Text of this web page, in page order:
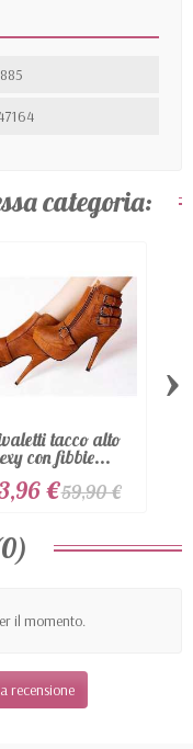
categoria:
tacco alto
con fibbie...
€59,90 €
›
il momento.
recensione